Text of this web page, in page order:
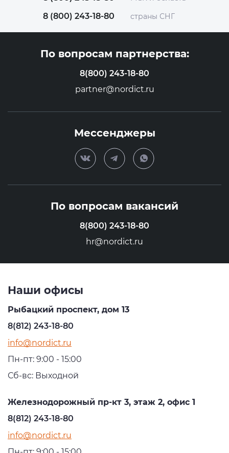
8 (800) 243-18-80 страны СНГ
По вопросам партнерства:
8(800) 243-18-80
partner@nordict.ru
Мессенджеры
По вопросам вакансий
8(800) 243-18-80
hr@nordict.ru
Наши офисы
Рыбацкий проспект, дом 13
8(812) 243-18-80
info@nordict.ru
Пн-пт: 9:00 - 15:00
Сб-вс: Выходной
Железнодорожный пр-кт 3, этаж 2, офис 1
8(812) 243-18-80
info@nordict.ru